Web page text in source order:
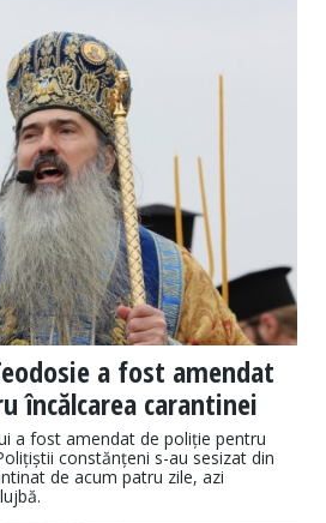
a fost amendat
încălcarea carantinei
a fost amendat de poliție pentru
constănțeni s-au sesizat din
de acum patru zile, azi